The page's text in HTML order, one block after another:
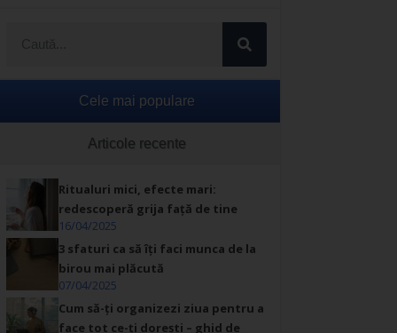
Cele mai populare
Articole recente
Ritualuri mici, efecte mari:
redescoperă grija față de tine
16/04/2025
3 sfaturi ca să îți faci munca de la
birou mai plăcută
07/04/2025
Cum să-ți organizezi ziua pentru a
face tot ce-ți dorești – ghid de